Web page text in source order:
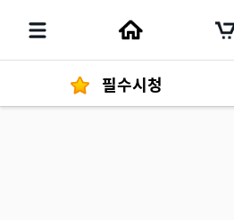
필수시청